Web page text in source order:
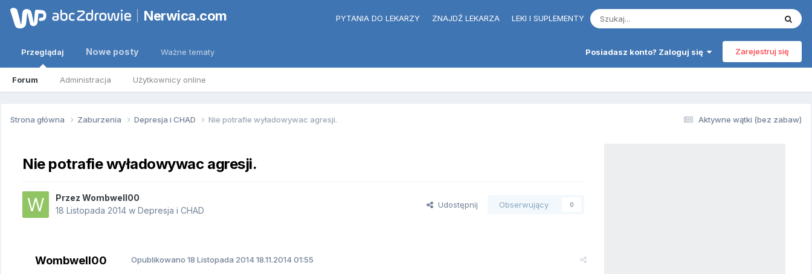
Nerwica.com PYTANIA DO LEKARZY ZNAJDŹ LEKARZA LEKI I SUPLEMENTY
Posiadasz konto? Zaloguj się Zarejestruj się
Przeglądaj
Forum Administracja Użytkownicy online
Nowe posty Ważne tematy
Aktywne wątki (bez zabaw)
Strona główna Zaburzenia Depresja i CHAD Nie potrafie wyładowywac agresji.
Nie potrafie wyładowywac agresji.
Przez Wombwell00
18 Listopada 2014 w Depresja i CHAD
Udostępnij Obserwujący 0
Wombwell00 Opublikowano 18 Listopada 201418.11.2014 01:55